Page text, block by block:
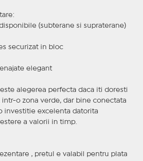
(subterane si supraterane)
securizat in bloc
elegant
alegerea perfecta daca iti doresti
o zona verde, dar bine conectata
investitie excelenta datorita
a valorii in timp.
, pretul e valabil pentru plata